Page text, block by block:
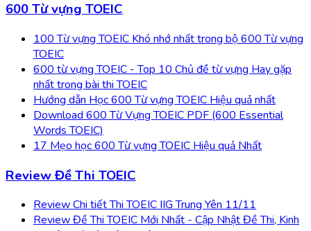
600 Từ vựng TOEIC
100 Từ vựng TOEIC Khó nhớ nhất trong bộ 600 Từ vựng
TOEIC
600 từ vựng TOEIC - Top 10 Chủ đề từ vựng Hay gặp
nhất trong bài thi TOEIC
Hướng dẫn Học 600 Từ vựng TOEIC Hiệu quả nhất
Download 600 Từ Vựng TOEIC PDF (600 Essential
Words TOEIC)
17 Mẹo học 600 Từ vựng TOEIC Hiệu quả Nhất
Review Đề Thi TOEIC
Review Chi tiết Thi TOEIC IIG Trung Yên 11/11
Review Đề Thi TOEIC Mới Nhất - Cập Nhật Đề Thi, Kinh